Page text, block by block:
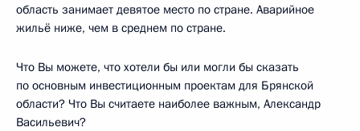
область занимает девятое место по стране. Аварийное
жильё ниже, чем в среднем по стране.
Что Вы можете, что хотели бы или могли бы сказать
по основным инвестиционным проектам для Брянской
области? Что Вы считаете наиболее важным, Александр
Васильевич?